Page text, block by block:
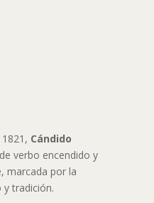
Cándido
verbo encendido y
marcada por la
tradición.